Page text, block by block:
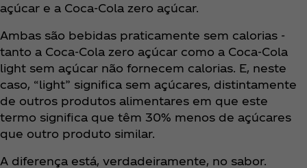
açúcar e a Coca‑Cola zero açúcar.
Ambas são bebidas praticamente sem calorias -
tanto a Coca‑Cola zero açúcar como a Coca‑Cola
light sem açúcar não fornecem calorias. E, neste
caso, “light” significa sem açúcares, distintamente
de outros produtos alimentares em que este
termo significa que têm 30% menos de açúcares
que outro produto similar.
A diferença está, verdadeiramente, no sabor.